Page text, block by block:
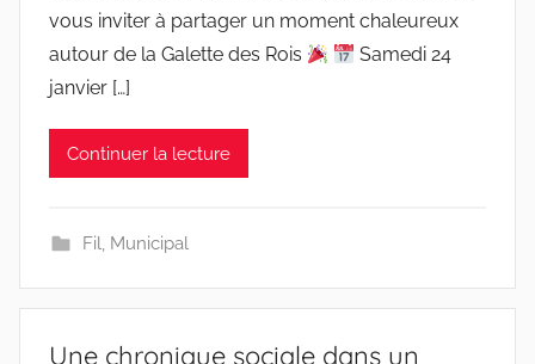
vous inviter à partager un moment chaleureux
autour de la Galette des Rois
Samedi 24
janvier […]
Continuer la lecture
Fil, Municipal
Une chronique sociale dans un